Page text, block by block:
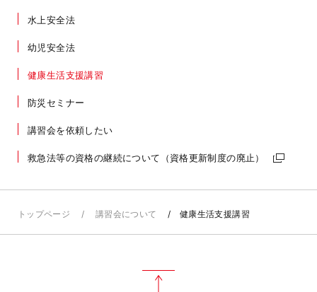
水上安全法
幼児安全法
健康生活支援講習
防災セミナー
講習会を依頼したい
救急法等の資格の継続について（資格更新制度の廃止）
トップページ 講習会について 健康生活支援講習